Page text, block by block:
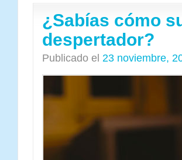
¿Sabías cómo
despertador?
Publicado el 23 noviembre,